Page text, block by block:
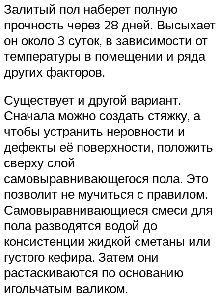
Залитый пол наберет полную
прочность через 28 дней. Высыхает
он около 3 суток, в зависимости от
температуры в помещении и ряда
других факторов.
Существует и другой вариант.
Сначала можно создать стяжку, а
чтобы устранить неровности и
дефекты её поверхности, положить
сверху слой
самовыравнивающегося пола. Это
позволит не мучиться с правилом.
Самовыравнивающиеся смеси для
пола разводятся водой до
консистенции жидкой сметаны или
густого кефира. Затем они
растаскиваются по основанию
игольчатым валиком.